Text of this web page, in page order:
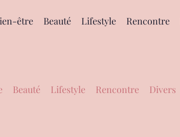
être Beauté Lifestyle Rencontre
Beauté Lifestyle Rencontre Divers